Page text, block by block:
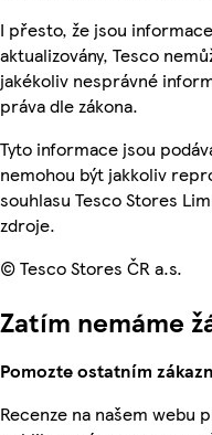
I přesto, že jsou
aktualizovány, Tesco
jakékoliv nesprávné
práva dle zákona.
Tyto informace jsou
nemohou být jakkoliv
souhlasu Tesco Stores
zdroje.
© Tesco Stores ČR a.s.
Zatím nemáme
Pomozte ostatním
Recenze na našem webu